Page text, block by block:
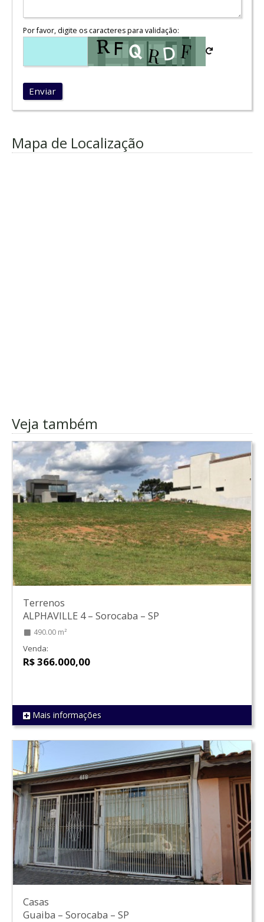
Por favor, digite os caracteres para validação:
Enviar
Mapa de Localização
Veja também
REF 804
Terrenos
ALPHAVILLE 4– Sorocaba – SP
490.00 m²
Venda:
R$ 366.000,00
Mais informações
Casas
Guaiba – Sorocaba – SP